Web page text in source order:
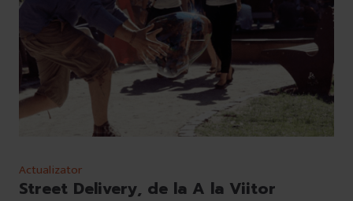
Actualizator
Street Delivery, de la A la Viitor